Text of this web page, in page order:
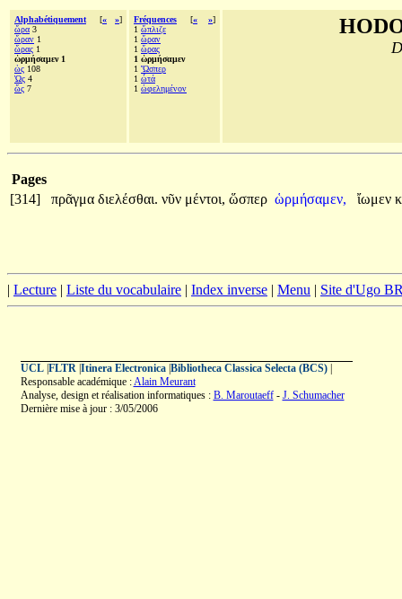
Alphabétiquement [« »]
ὥρα 3
ὥραν 1
ὥρας 1
ὡρμήσαμεν 1
ὡς 108
Ὡς 4
ὥς 7
Fréquences [« »]
1 ὥπλιζε
1 ὥραν
1 ὥρας
1 ὡρμήσαμεν
1 Ὥσπερ
1 ὦτά
1 ὠφελημένον
Pages
[314]
πρᾶγμα διελέσθαι. νῦν μέντοι, ὥσπερ ὡρμήσαμεν, ἴωμεν
| Lecture | Liste du vocabulaire | Index inverse | Menu | Site d'Ugo
UCL| FLTR| Itinera Electronica| Bibliotheca Classica Selecta (BCS)|
Responsable académique :Alain Meurant
Analyse, design et réalisation informatiques : B. Maroutaeff- J. Schumacher
Dernière mise à jour : 3/05/2006